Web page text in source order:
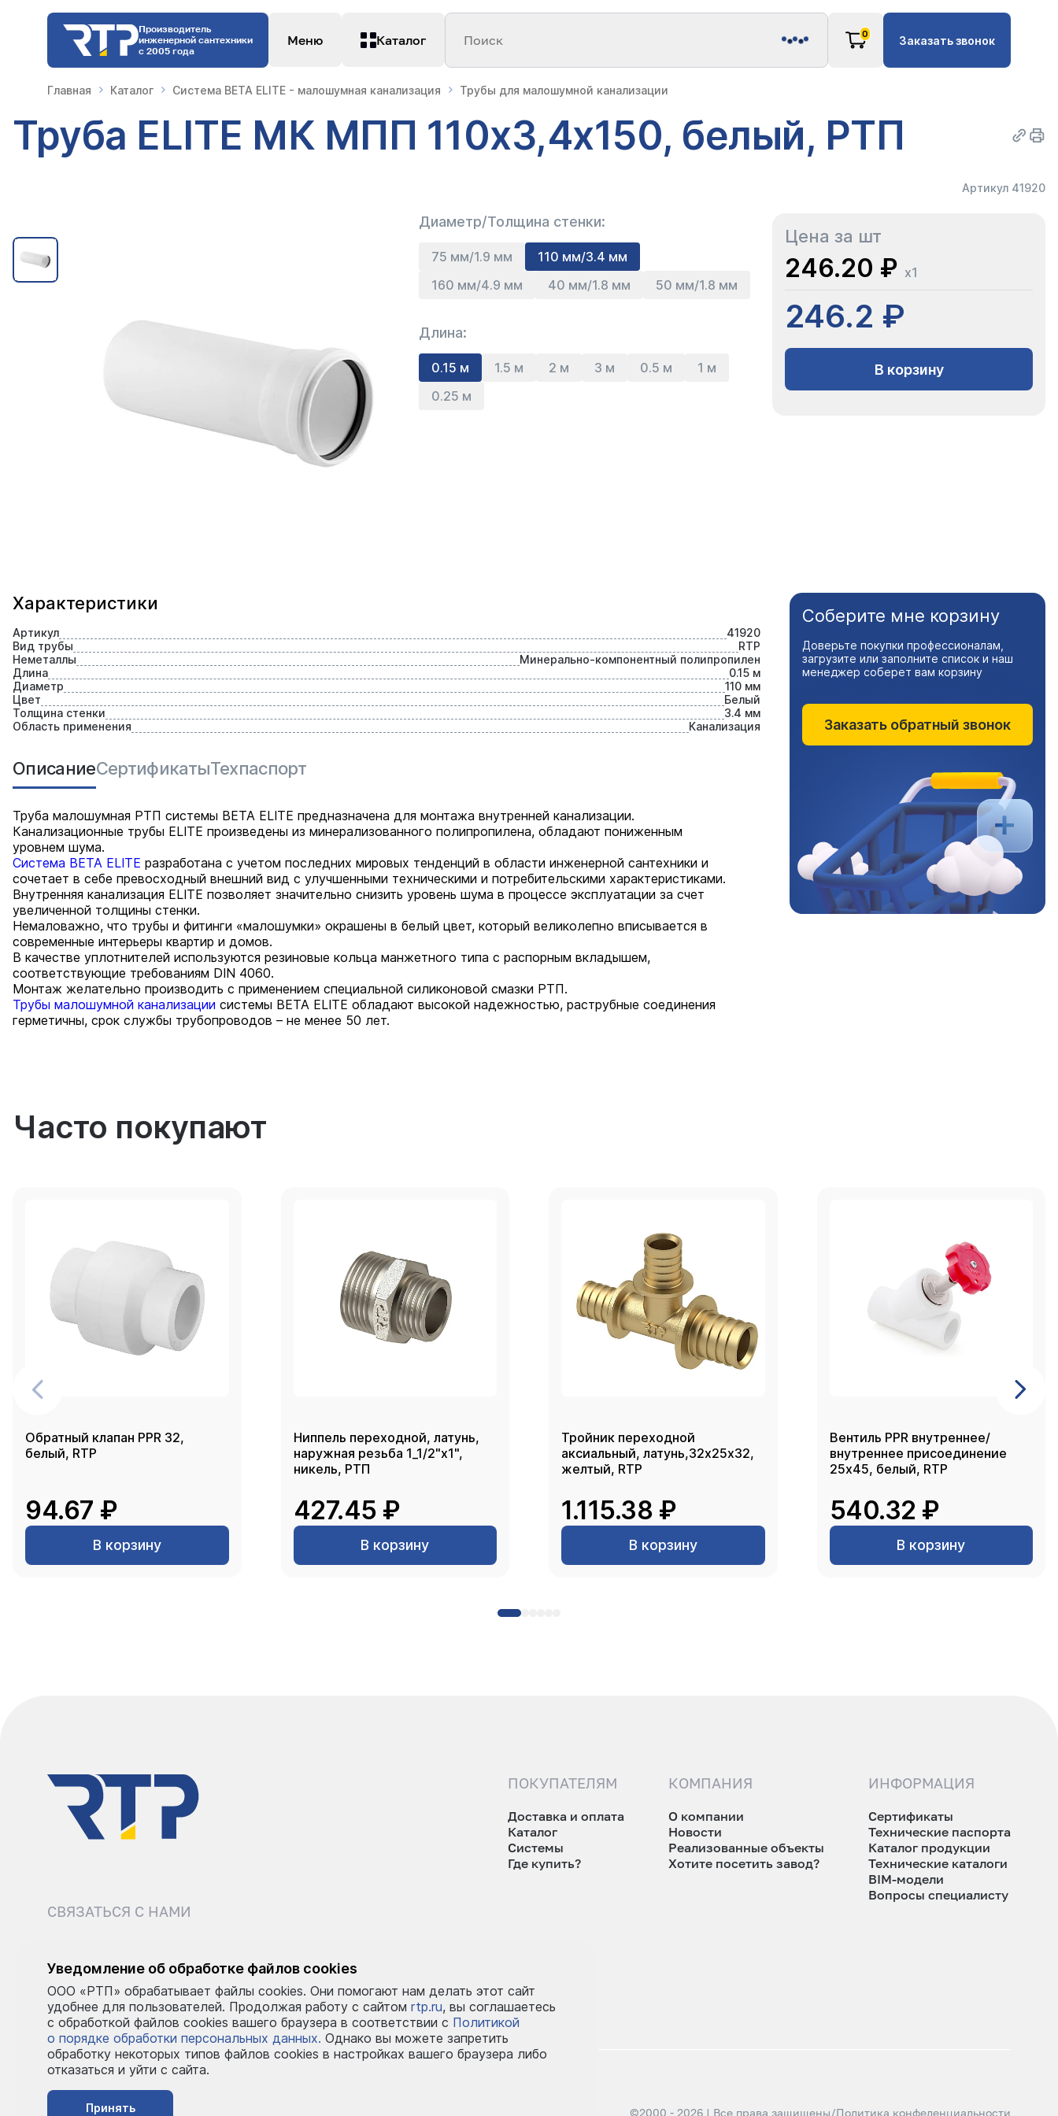
Производитель
инженерной сантехники
с 2005 года
Меню Каталог Поиск 0 Заказать звонок
Главная Каталог Система BETA ELITE - малошумная канализация Трубы для малошумной канализации
Труба ELITE МК МПП 110х3,4х150, белый, РТП
Артикул 41920
Диаметр/Толщина стенки:
75 мм/1.9 мм
110 мм/3.4 мм
160 мм/4.9 мм
40 мм/1.8 мм 50 мм/1.8 мм
Длина:
0.15 м 1.5 м 2 м 3 м 0.5 м
1 м
0.25 м
Цена за шт
246.20 ₽ x1
246.2 ₽
В корзину
Характеристики
Артикул
41920
Вид трубы
RTP
Неметаллы
Минерально-компонентный полипропилен
Длина
0.15 м
Диаметр
110 мм
Цвет
Белый
Толщина стенки
3.4 мм
Область применения
Канализация
ОписаниеСертификатыТехпаспорт
Труба малошумная РТП системы BETA ELITE предназначена для монтажа внутренней канализации.
Канализационные трубы ELITE произведены из минерализованного полипропилена, обладают пониженным
уровнем шума.
Система BETA ELITE разработана с учетом последних мировых тенденций в области инженерной сантехники и
сочетает в себе превосходный внешний вид с улучшенными техническими и потребительскими характеристиками.
Внутренняя канализация ELITE позволяет значительно снизить уровень шума в процессе эксплуатации за счет
увеличенной толщины стенки.
Немаловажно, что трубы и фитинги «малошумки» окрашены в белый цвет, который великолепно вписывается в
современные интерьеры квартир и домов.
В качестве уплотнителей используются резиновые кольца манжетного типа с распорным вкладышем,
соответствующие требованиям DIN 4060.
Монтаж желательно производить с применением специальной силиконовой смазки РТП.
Трубы малошумной канализации системы BETA ELITE обладают высокой надежностью, раструбные соединения
герметичны, срок службы трубопроводов – не менее 50 лет.
Соберите мне корзину
Доверьте покупки профессионалам,
загрузите или заполните список и наш
менеджер соберет вам корзину
Заказать обратный звонок
Часто покупают
Обратный клапан PPR 32,
белый, RTP
94.67 ₽
В корзину
Ниппель переходной, латунь,
наружная резьба 1_1/2"х1",
никель, РТП
427.45 ₽
В корзину
Тройник переходной
аксиальный, латунь,32х25х32,
желтый, RTP
1.115.38 ₽
В корзину
Вентиль PPR внутреннее/
внутреннее присоединение
25х45, белый, RTP
540.32 ₽
В корзину
ПОКУПАТЕЛЯМ
Доставка и оплата
Каталог
Системы
Где купить?
КОМПАНИЯ
О компании
Новости
Реализованные объекты
Хотите посетить завод?
ИНФОРМАЦИЯ
Сертификаты
Технические паспорта
Каталог продукции
Технические каталоги
BIM-модели
Вопросы специалисту
СВЯЗАТЬСЯ С НАМИ
Пн–Пт: 9:00–18:00
©2000 - 2026 | Все права защищены/Политика конфеденциальности
Уведомление об обработке файлов cookies
ООО «РТП» обрабатывает файлы cookies. Они помогают нам делать этот сайт
удобнее для пользователей. Продолжая работу с сайтом rtp.ru, вы соглашаетесь
с обработкой файлов cookies вашего браузера в соответствии с Политикой
о порядке обработки персональных данных. Однако вы можете запретить
обработку некоторых типов файлов cookies в настройках вашего браузера либо
отказаться и уйти с сайта.
Принять